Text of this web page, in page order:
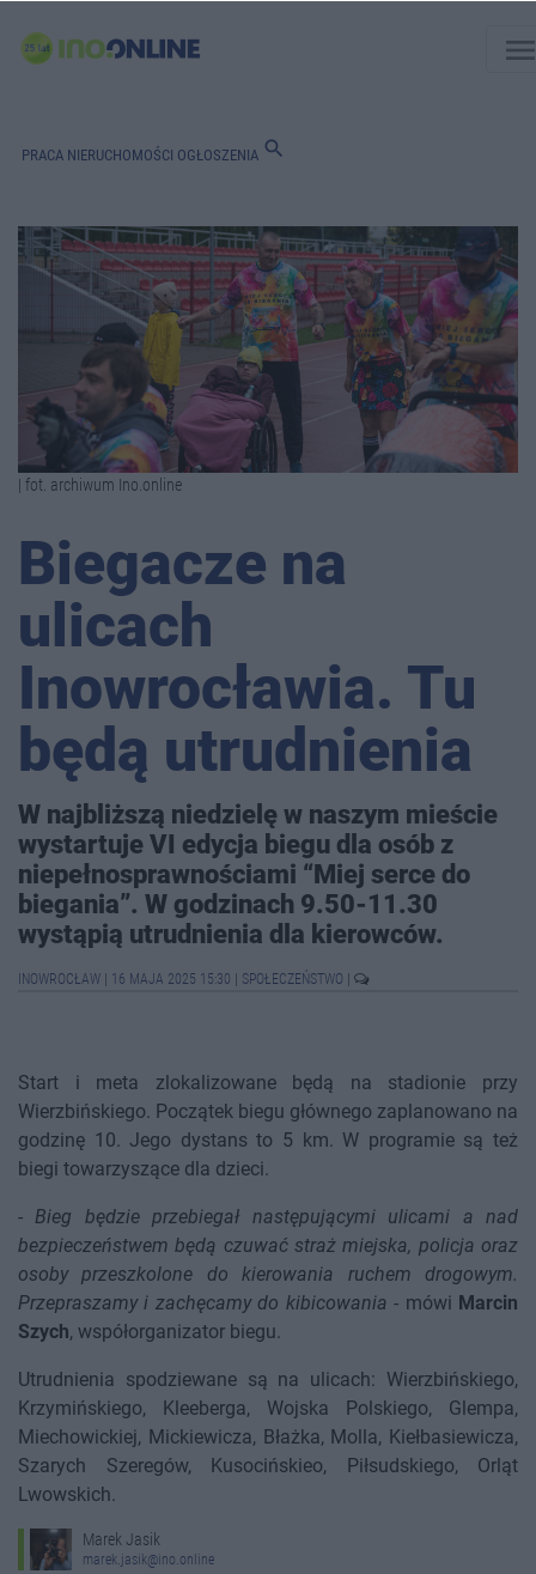
PRACA NIERUCHOMOŚCI OGŁOSZENIA search
| fot. archiwum Ino.online
Biegacze na
ulicach
Inowrocławia. Tu
będą utrudnienia
W najbliższą niedzielę w naszym mieście
wystartuje VI edycja biegu dla osób z
niepełnosprawnościami “Miej serce do
biegania”. W godzinach 9.50-11.30
wystąpią utrudnienia dla kierowców.
INOWROCŁAW 16 MAJA 2025 15:30 SPOŁECZEŃSTWO
Start i meta zlokalizowane będą na stadionie przy
Wierzbińskiego. Początek biegu głównego zaplanowano na
godzinę 10. Jego dystans to 5 km. W programie są też
biegi towarzyszące dla dzieci.
-Bieg będzie przebiegał następującymi ulicami a nad
bezpieczeństwem będą czuwać straż miejska, policja oraz
osoby przeszkolone do kierowania ruchem drogowym.
Przepraszamy i zachęcamy do kibicowania - mówi Marcin
Szych, współorganizator biegu.
Utrudnienia spodziewane są na ulicach: Wierzbińskiego,
Krzymińskiego, Kleeberga, Wojska Polskiego, Glempa,
Miechowickiej, Mickiewicza, Błażka, Molla, Kiełbasiewicza,
Szarych Szeregów, Kusocińskieo, Piłsudskiego, Orląt
Lwowskich.
Marek Jasik
marek.jasik@ino.online